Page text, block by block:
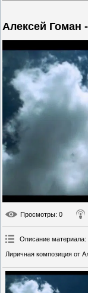
Алексей Гоман
Просмотры: 0
Описание материала:
Лиричная композиция от